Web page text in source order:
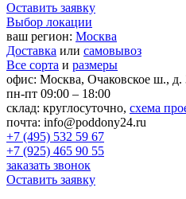
Оставить заявку
Выбор локации
ваш регион: Москва
Доставка или самовывоз
Все сорта и размеры
офис: Москва, Очаковское ш., д.
пн-пт 09:00 – 18:00
склад: круглосуточно, схема
почта: info@poddony24.ru
+7 (495) 532 59 67
+7 (925) 465 90 55
заказать звонок
Оставить заявку